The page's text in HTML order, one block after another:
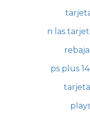
n las
ps plus